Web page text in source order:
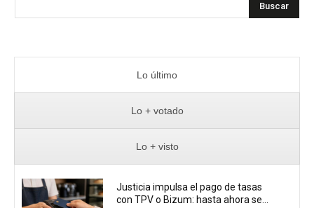
Buscar
Lo último
Lo + votado
Lo + visto
Justicia impulsa el pago de tasas
con TPV o Bizum: hasta ahora se...